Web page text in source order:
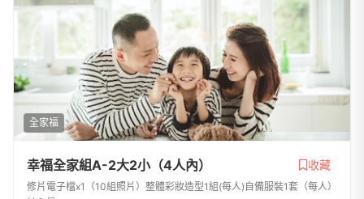
全家福
幸福全家組A-2大2小（4人內） 收藏
修片電子檔x1（10組照片）整體彩妝造型1組(每人)自備服裝1套（每人）